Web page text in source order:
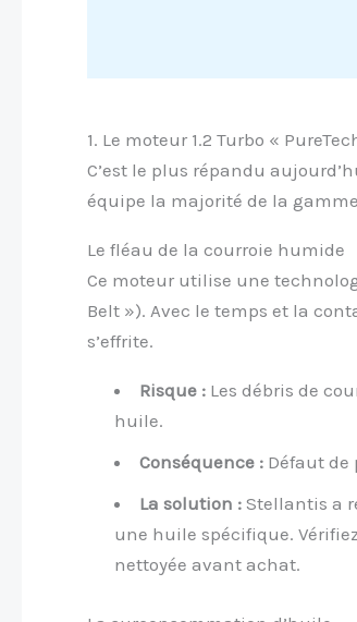
1. Le moteur 1.2 Turbo «
C’est le plus répandu
équipe la majorité de la gamme
Le fléau de la courroie humide
Ce moteur utilise une
Belt »). Avec le temps et la
s’effrite.
Risque : Les débris de
huile.
Conséquence : Défaut de
La solution : Stellantis a
une huile spécifique.
nettoyée avant achat.